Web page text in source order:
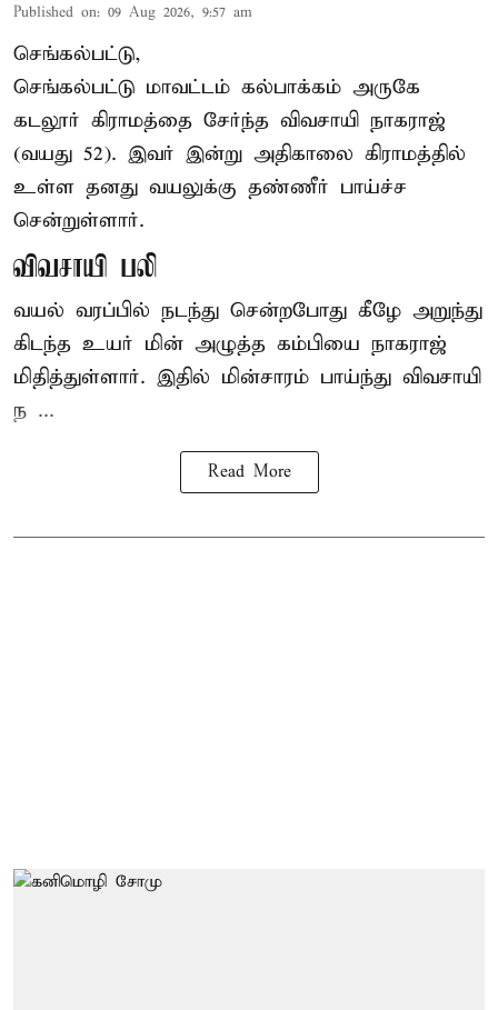
Published on: 09 Aug 2026, 9:57 am
செங்கல்பட்டு,
செங்கல்பட்டு மாவட்டம் கல்பாக்கம் அருகே
கடலூர் கிராமத்தை சேர்ந்த விவசாயி நாகராஜ்
(வயது 52). இவர் இன்று அதிகாலை கிராமத்தில்
உள்ள தனது வயலுக்கு தண்ணீர் பாய்ச்ச
சென்றுள்ளார்.
விவசாயி பலி
வயல் வரப்பில் நடந்து சென்றபோது கீழே அறுந்து
கிடந்த உயர் மின் அழுத்த கம்பியை நாகராஜ்
மிதித்துள்ளார். இதில் மின்சாரம் பாய்ந்து விவசாயி
ந ...
Read More